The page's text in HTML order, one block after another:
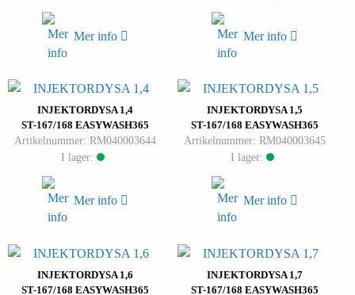
Mer info Mer info
INJEKTORDYSA 1,4
ST-167/168 EASYWASH365
Artikelnummer: RM040003644
I lager:
Mer info
INJEKTORDYSA 1,5
ST-167/168 EASYWASH365
Artikelnummer: RM040003645
I lager:
Mer info
INJEKTORDYSA 1,6
ST-167/168 EASYWASH365
INJEKTORDYSA 1,7
ST-167/168 EASYWASH365